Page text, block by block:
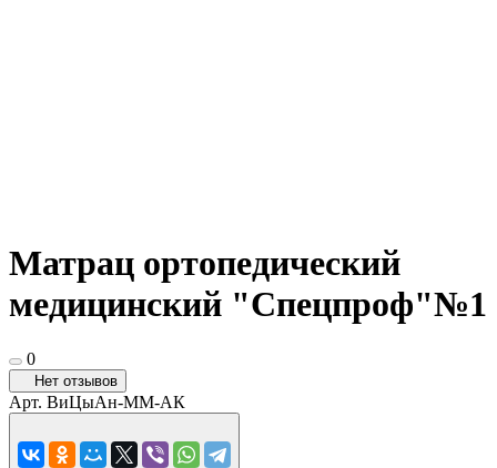
Матрац ортопедический
медицинский "Спецпроф"№1
0
Нет отзывов
Арт. ВиЦыАн-ММ-АК